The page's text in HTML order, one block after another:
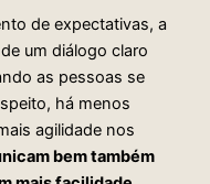
de expectativas, a
um diálogo claro
as pessoas se
há menos
agilidade nos
bem também